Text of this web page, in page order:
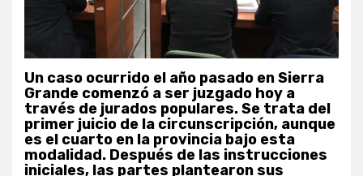
Un caso ocurrido el año pasado en Sierra
Grande comenzó a ser juzgado hoy a
través de jurados populares. Se trata del
primer juicio de la circunscripción, aunque
es el cuarto en la provincia bajo esta
modalidad. Después de las instrucciones
iniciales, las partes plantearon sus